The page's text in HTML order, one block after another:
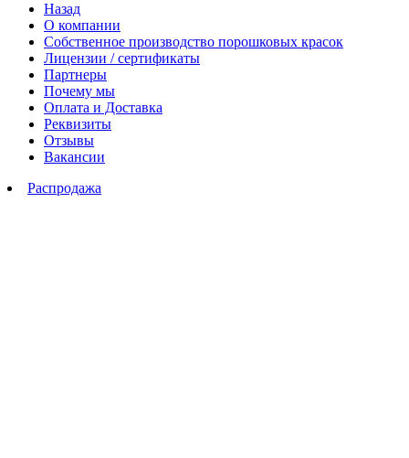
Назад
О компании
Собственное производство порошковых красок
Лицензии / сертификаты
Партнеры
Почему мы
Оплата и Доставка
Реквизиты
Отзывы
Вакансии
Распродажа